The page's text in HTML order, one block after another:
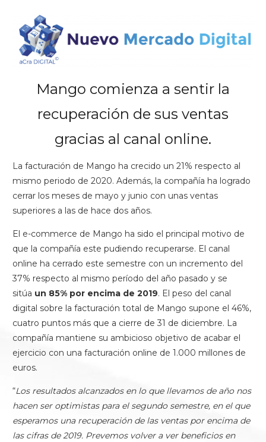
Mango comienza a sentir la
recuperación de sus ventas
gracias al canal online.
La facturación de Mango ha crecido un 21% respecto al
mismo periodo de 2020. Además, la compañía ha logrado
cerrar los meses de mayo y junio con unas ventas
superiores a las de hace dos años.
El e-commerce de Mango ha sido el principal motivo de
que la compañía este pudiendo recuperarse. El canal
online ha cerrado este semestre con un incremento del
37% respecto al mismo período del año pasado y se
sitúa un 85% por encima de 2019. El peso del canal
digital sobre la facturación total de Mango supone el 46%,
cuatro puntos más que a cierre de 31 de diciembre. La
compañía mantiene su ambicioso objetivo de acabar el
ejercicio con una facturación online de 1.000 millones de
euros.
“Los resultados alcanzados en lo que llevamos de año nos
hacen ser optimistas para el segundo semestre, en el que
esperamos una recuperación de las ventas por encima de
las cifras de 2019. Prevemos volver a ver beneficios en